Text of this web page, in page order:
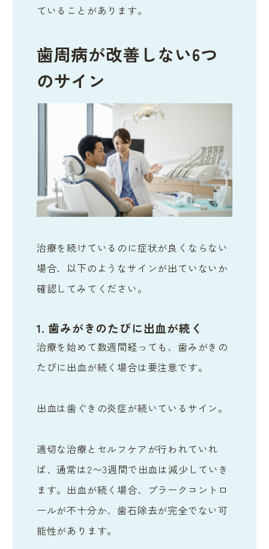
ていることがあります。
歯周病が改善しない6つ
のサイン
治療を続けているのに症状が良くならない
場合、以下のようなサインが出ていないか
確認してみてください。
1. 歯みがきのたびに出血が続く
治療を始めて数週間経っても、歯みがきの
たびに出血が続く場合は要注意です。
出血は歯ぐきの炎症が続いているサイン。
適切な治療とセルフケアが行われていれ
ば、通常は2〜3週間で出血は減少していき
ます。出血が続く場合、プラークコントロ
ールが不十分か、歯石除去が完全でない可
能性があります。